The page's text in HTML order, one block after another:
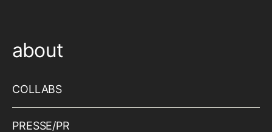
about
COLLABS
PRESSE/PR